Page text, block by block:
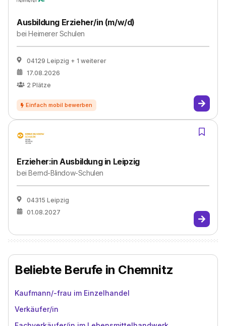
Ausbildung Erzieher/in (m/w/d)
beiHeimerer Schulen
04129 Leipzig + 1 weiterer
17.08.2026
2 Plätze
Erzieher:in Ausbildung in Leipzig
beiBernd-Blindow-Schulen
04315 Leipzig
01.08.2027
Beliebte Berufe in Chemnitz
Kaufmann/-frau im Einzelhandel
Verkäufer/in